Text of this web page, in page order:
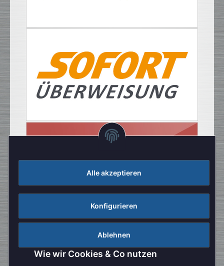
Alle akzeptieren
Konfigurieren
Ablehnen
Wie wir Cookies & Co nutzen